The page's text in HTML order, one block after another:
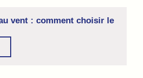
vent : comment choisir le